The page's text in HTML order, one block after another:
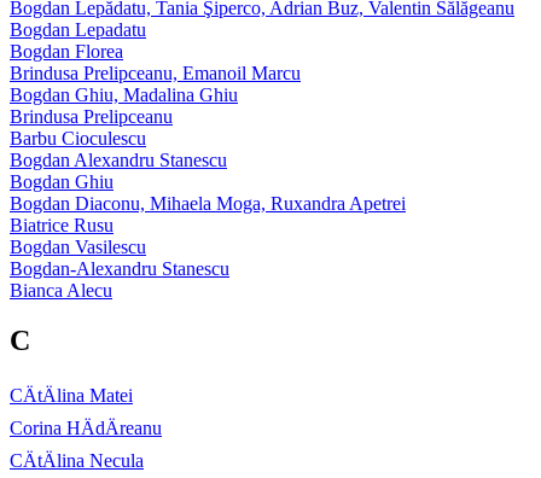
Bogdan Lepădatu, Tania Şiperco, Adrian Buz, Valentin Sălăgeanu
Bogdan Lepadatu
Bogdan Florea
Brindusa Prelipceanu, Emanoil Marcu
Bogdan Ghiu, Madalina Ghiu
Brindusa Prelipceanu
Barbu Cioculescu
Bogdan Alexandru Stanescu
Bogdan Ghiu
Bogdan Diaconu, Mihaela Moga, Ruxandra Apetrei
Biatrice Rusu
Bogdan Vasilescu
Bogdan-Alexandru Stanescu
Bianca Alecu
C
CÄtÄlina Matei
Corina HÄdÄreanu
CÄtÄlina Necula